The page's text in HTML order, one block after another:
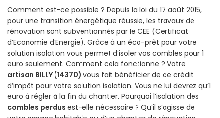
Comment est-ce possible ? Depuis la loi du 17 août 2015,
pour une transition énergétique réussie, les travaux de
rénovation sont subventionnés par le CEE (Certificat
d’Economie d’Energie). Grâce à un éco-prêt pour votre
solution isolation vous permet d’isoler vos combles pour 1
euro seulement. Comment cela fonctionne ? Votre
artisan BILLY (14370) vous fait bénéficier de ce crédit
d’impôt pour votre solution isolation. Vous ne lui devrez qu’1
euro à régler à la fin du chantier. Pourquoi l’isolation des
combles perdus est-elle nécessaire ? Qu’il s’agisse de